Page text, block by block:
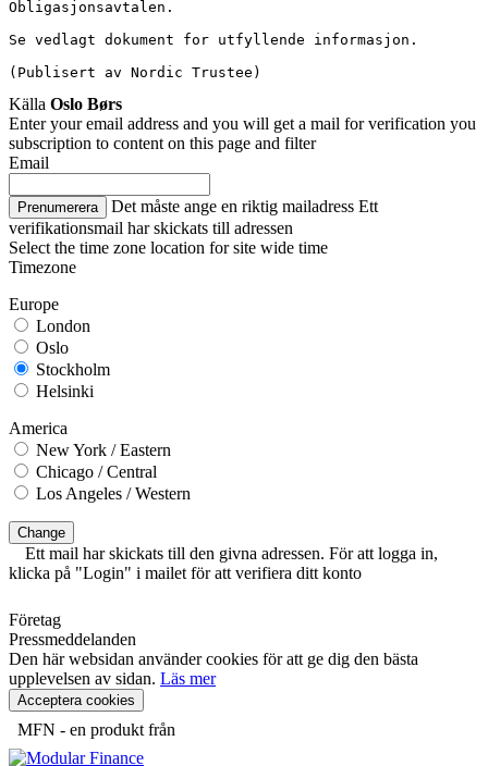
Obligasjonsavtalen.
Se vedlagt dokument for utfyllende informasjon.
(Publisert av Nordic Trustee)
Källa Oslo Børs
Enter your email address and you will get a mail for verification you
subscription to content on this page and filter
Email
Prenumerera Det måste ange en riktig mailadress Ett
verifikationsmail har skickats till adressen
Select the time zone location for site wide time
Timezone
Europe
London
Oslo
Stockholm
Helsinki
America
New York / Eastern
Chicago / Central
Los Angeles / Western
Change
Ett mail har skickats till den givna adressen. För att logga in,
klicka på "Login" i mailet för att verifiera ditt konto
Företag
Pressmeddelanden
Den här websidan använder cookies för att ge dig den bästa
upplevelsen av sidan. Läs mer
Acceptera cookies
MFN - en produkt från